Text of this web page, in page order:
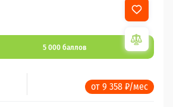
5 000 баллов
от 9 358 ₽/мес